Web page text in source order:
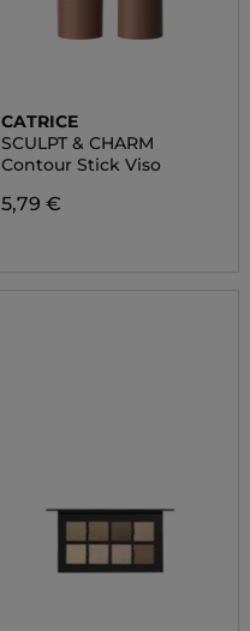
CATRICE
SCULPT & CHARM
Contour Stick Viso
5,79 €